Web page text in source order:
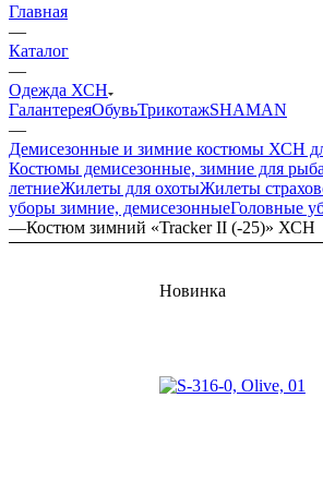
Главная
—
Каталог
—
Одежда ХСН
ГалантереяОбувьТрикотажSHAMAN
—
Демисезонные и зимние костюмы ХСН
Костюмы демисезонные, зимние для
летниеЖилеты для охотыЖилеты
уборы зимние, демисезонныеГоловные
—Костюм зимний «Tracker II (-25)» ХСН
Новинка